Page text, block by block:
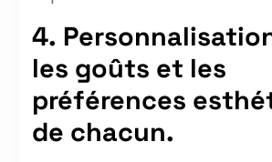
4.
les goûts et les
préférences
de chacun.